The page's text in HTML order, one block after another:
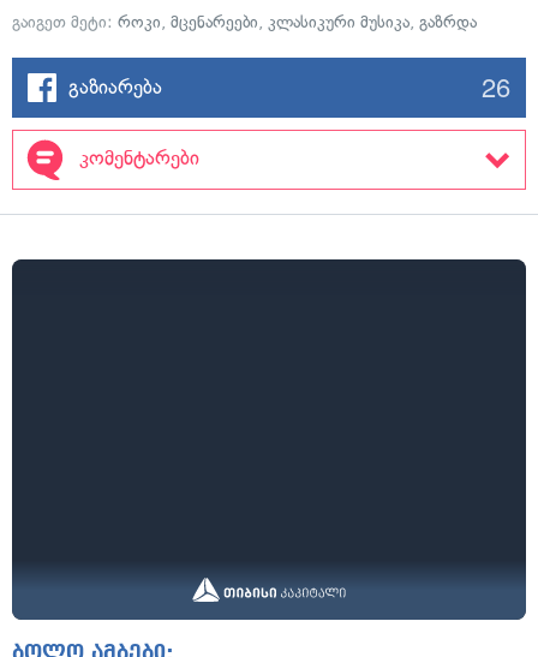
გაიგეთ მეტი: როკი, მცენარეები, კლასიკური მუსიკა, გაზრდა
გაზიარება 26
კომენტარები